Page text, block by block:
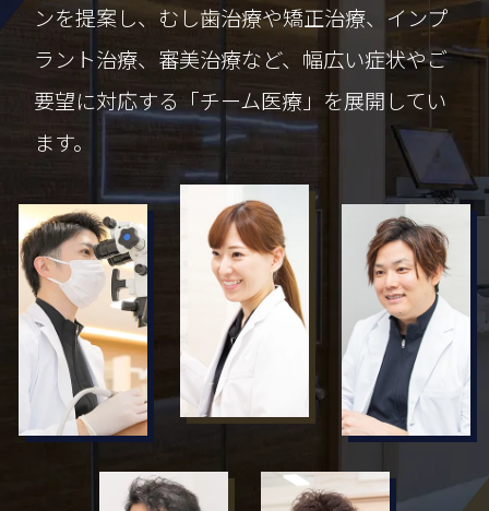
ンを提案し、むし歯治療や矯正治療、インプ
ラント治療、審美治療など、 幅広い症状やご
要望に対応する「チーム医療」を展開してい
ます。